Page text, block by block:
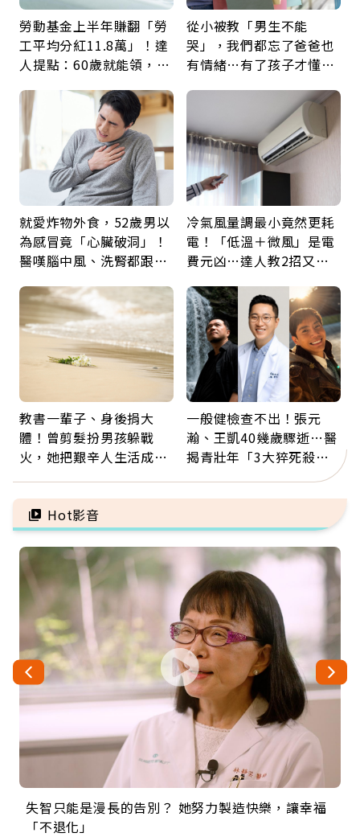
勞動基金上半年賺翻「勞
工平均分紅11.8萬」！達
人提點：60歲就能領，重
從小被教「男生不能
哭」，我們都忘了爸爸也
有情緒…有了孩子才懂：
就愛炸物外食，52歲男以
為感冒竟「心臟破洞」！
醫嘆腦中風、洗腎都跟它
救
冷氣風量調最小竟然更耗
電！「低溫＋微風」是電
費元凶…達人教2招又涼
教書一輩子、身後捐大
體！曾剪髮扮男孩躲戰
火，她把艱辛人生活成風
福
一般健檢查不出！張元
瀚、王凱40幾歲驟逝…醫
揭青壯年「3大猝死殺
手」：靠2檢查揪出9成地
雷
Hot影音
失智只能是漫長的告別？ 她努力製造快樂，讓幸福
「不退化」
來自剛果的巧克力神父 為台灣奉獻36年 「台灣是我
的家，我連作夢都講台語！」
63歲卸矽谷副總、搬回台灣找快樂！「蛋黃哥小
丑」走進安養院，逗樂上萬爺奶：退休後才開始真
104歲打破金氏世界紀錄 成為全球最年長羽球選
手，分享長壽的秘密原來是「這個」
事業巔峰他選擇追夢…黑手阿伯拉小提琴還登上小
巨蛋！連CNN都大讚！